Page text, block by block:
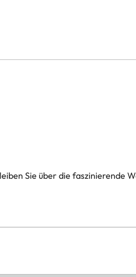
Qualität "Made in
Sie über die faszinierende